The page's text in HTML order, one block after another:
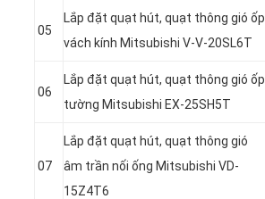
05
Lắp đặt quạt hút, quạt thông gió ốp
vách kính Mitsubishi V-V-20SL6T
06
Lắp đặt quạt hút, quạt thông gió ốp
tường Mitsubishi EX-25SH5T
07
Lắp đặt quạt hút, quạt thông gió
âm trần nối ống Mitsubishi VD-
15Z4T6